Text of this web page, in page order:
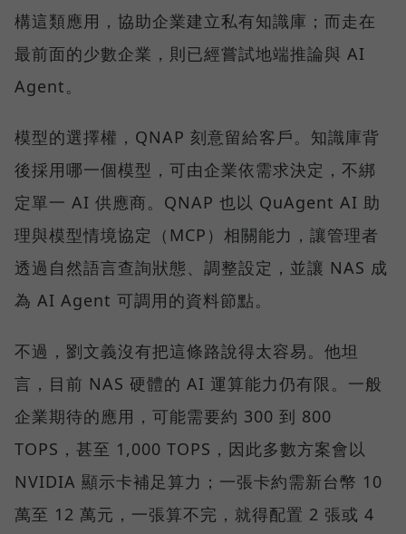
構這類應用，協助企業建立私有知識庫；而走在
最前面的少數企業，則已經嘗試地端推論與 AI
Agent。
模型的選擇權，QNAP 刻意留給客戶。知識庫背
後採用哪一個模型，可由企業依需求決定，不綁
定單一 AI 供應商。QNAP 也以 QuAgent AI 助
理與模型情境協定（MCP）相關能力，讓管理者
透過自然語言查詢狀態、調整設定，並讓 NAS 成
為 AI Agent 可調用的資料節點。
不過，劉文義沒有把這條路說得太容易。他坦
言，目前 NAS 硬體的 AI 運算能力仍有限。一般
企業期待的應用，可能需要約 300 到 800
TOPS，甚至 1,000 TOPS，因此多數方案會以
NVIDIA 顯示卡補足算力；一張卡約需新台幣 10
萬至 12 萬元，一張算不完，就得配置 2 張或 4